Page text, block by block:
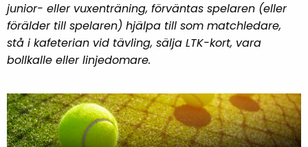
junior- eller vuxenträning, förväntas spelaren (eller
förälder till spelaren) hjälpa till som matchledare,
stå i kafeterian vid tävling, sälja LTK-kort, vara
bollkalle eller linjedomare.